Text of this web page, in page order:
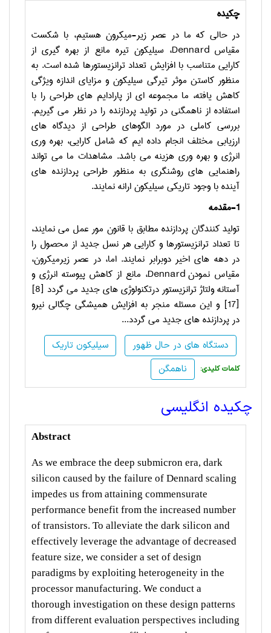
چکیده
در حالی که ما در عصر زیر-میکرون هستیم، با شکست
مقیاس Dennard، سیلیکون تیره مانع از بهره گیری از
کارایی متناسب با افزایش تعداد ترانزیستورها شده است. به
منظور کاستن موثر تیرگی سیلیکون و مزایای اندازه ویژگی
کاهش یافته، ما مجموعه ای از پارادایم های طراحی را با
استفاده از ناهمگنی در تولید پردازنده را در نظر می گیریم.
بررسی کاملی در مورد الگوهای طراحی از دیدگاه های
ارزیابی مختلف انجام داده ایم که شامل کارایی، بهره وری
انرژی و بهره وری هزینه می باشد. مشاهدات ما می تواند
راهنمایی های روشنگری به منظور طراحی پردازنده های
آینده با وجود تاریکی سیلیکون ارانه نمایند.
1-مقدمه
تولید کنندگان پردازنده مطابق با قانون مور عمل می نمایند،
تا تعداد ترانزیستورها و کارایی هر نسل جدید از محصول را
در دهه های اخیر دوبرابر نمایند. اما، در عصر زیرمیکرون،
مقیاس نمودنDennard، مانع از کاهش پیوسته انرژی و
آستانه ولتاژ ترانزیستور درتکنولوژی های جدید می گردد [8]
[17] و این مسئله منجر به افزایش همیشگی چگالی نیرو
در پردازنده های جدید می گردد...
سیلیکون تاریک
دستگاه های در حال ظهور
ناهمگن
:کلمات کلیدی
چکیده انگلیسی
Abstract
As we embrace the deep submicron era, dark
silicon caused by the failure of Dennard scaling
impedes us from attaining commensurate
performance benefit from the increased number
of transistors. To alleviate the dark silicon and
effectively leverage the advantage of decreased
feature size, we consider a set of design
paradigms by exploiting heterogeneity in the
processor manufacturing. We conduct a
thorough investigation on these design patterns
from different evaluation perspectives including